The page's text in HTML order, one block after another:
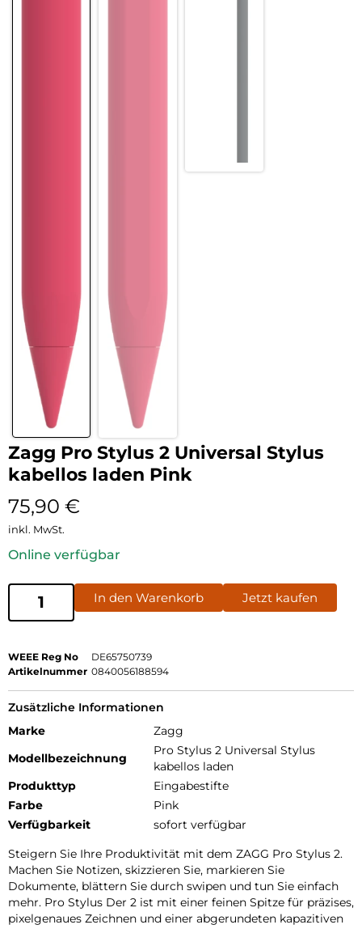
Zagg Pro Stylus 2 Universal Stylus
kabellos laden Pink
75,90 €
inkl. MwSt.
Online verfügbar
In den Warenkorb Jetzt kaufen
WEEE Reg No
DE65750739
Artikelnummer 0840056188594
Zusätzliche Informationen
Marke
Zagg
Modellbezeichnung
Pro Stylus 2 Universal Stylus
kabellos laden
Produkttyp
Eingabestifte
Farbe
Pink
Verfügbarkeit
sofort verfügbar
Steigern Sie Ihre Produktivität mit dem ZAGG Pro Stylus 2.
Machen Sie Notizen, skizzieren Sie, markieren Sie
Dokumente, blättern Sie durch swipen und tun Sie einfach
mehr. Pro Stylus Der 2 ist mit einer feinen Spitze für präzises,
pixelgenaues Zeichnen und einer abgerundeten kapazitiven